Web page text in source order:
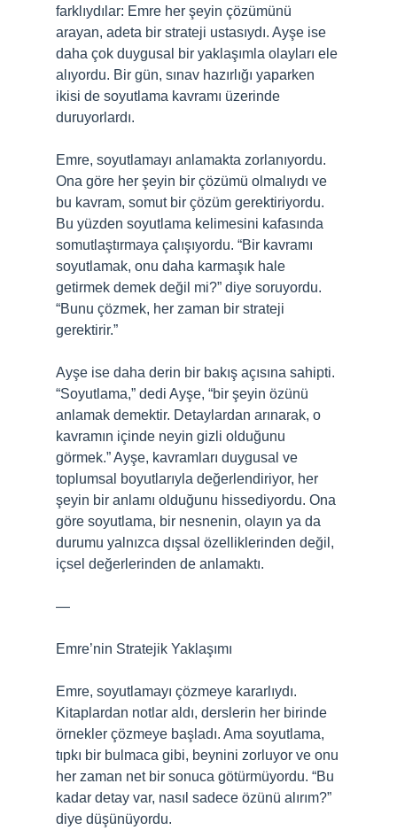
farklıydılar: Emre her şeyin çözümünü
arayan, adeta bir strateji ustasıydı. Ayşe ise
daha çok duygusal bir yaklaşımla olayları ele
alıyordu. Bir gün, sınav hazırlığı yaparken
ikisi de soyutlama kavramı üzerinde
duruyorlardı.
Emre, soyutlamayı anlamakta zorlanıyordu.
Ona göre her şeyin bir çözümü olmalıydı ve
bu kavram, somut bir çözüm gerektiriyordu.
Bu yüzden soyutlama kelimesini kafasında
somutlaştırmaya çalışıyordu. “Bir kavramı
soyutlamak, onu daha karmaşık hale
getirmek demek değil mi?” diye soruyordu.
“Bunu çözmek, her zaman bir strateji
gerektirir.”
Ayşe ise daha derin bir bakış açısına sahipti.
“Soyutlama,” dedi Ayşe, “bir şeyin özünü
anlamak demektir. Detaylardan arınarak, o
kavramın içinde neyin gizli olduğunu
görmek.” Ayşe, kavramları duygusal ve
toplumsal boyutlarıyla değerlendiriyor, her
şeyin bir anlamı olduğunu hissediyordu. Ona
göre soyutlama, bir nesnenin, olayın ya da
durumu yalnızca dışsal özelliklerinden değil,
içsel değerlerinden de anlamaktı.
—
Emre’nin Stratejik Yaklaşımı
Emre, soyutlamayı çözmeye kararlıydı.
Kitaplardan notlar aldı, derslerin her birinde
örnekler çözmeye başladı. Ama soyutlama,
tıpkı bir bulmaca gibi, beynini zorluyor ve onu
her zaman net bir sonuca götürmüyordu. “Bu
kadar detay var, nasıl sadece özünü alırım?”
diye düşünüyordu.